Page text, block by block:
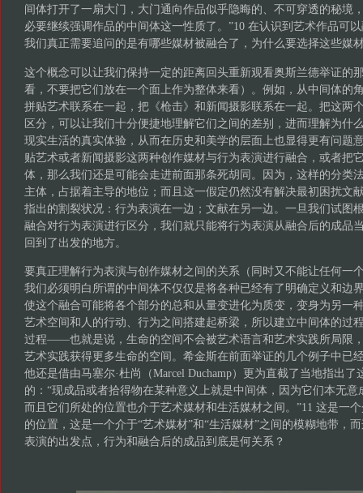
间体打开了一扇大门，大门通向作品似乎隐晦的、不可穿透的秘境
必要继续强调作品的中间体这一性质了。”10 在认识到艺术作品可
我们真正需要追问的是有哪些媒材被融合了，为什么要选择这些媒
这个概念可以让我们保持一定的距离回头重新观看奥斯兰德举证的
看，不要把它们放在一个面上作为整体来看）。例如，从中间体的
拼贴艺术联系在一起，把《枪击》和新闻摄影联系在一起。把这两
区分，可以让我们十分便捷地理解它们之间的差别，进而理解为什
现实生活的真实体验，从而在历史和美学的层面上也显得更有问题
贴艺术或者新闻摄影这两种创作媒材与行为表演进行融合，或者把
体，那么我们还是可能会走进前面那条死胡同。因为，这样的分类
主体，占据着主导的地位；而且这一假定仍然没有解决最初困扰文
指出的割裂状况：行为表演在一边；文献在另一边。一旦我们试图
融合对行为表演进行区分，我们就只能将行为表演从融合后的成品
回到了出发的地方。
要真正理解行为表演与创作媒材之间的关系（同时又不能让任何一
我们必须明白所谓的中间体不仅仅是将各种已经有了明确定义和边
使这个融合可能将各个部分的总和从量变进化为质变，变身为另一
艺术空间和人的行动、行为之间搭建起桥梁，所以建立中间体的过
过程——也就是说，生命的空间不会被艺术语言和艺术实践所局限
艺术实践获得更多生命的空间。希金斯在前面举证的几个例子中已
他还是借由马塞尔·杜尚（Marcel Duchamp）更为直截了当地指出
的：“现成品或者拾得物在某种意义上就是中间体，因为它们本无
而且它们所处的位置也介于艺术媒材和生活媒材之间。”11 这是一
的位置，这是一个介于“艺术媒材”和“生活媒材”之间的模糊地带，
表演的出发点，行为和融合后的成品到底是何关系？